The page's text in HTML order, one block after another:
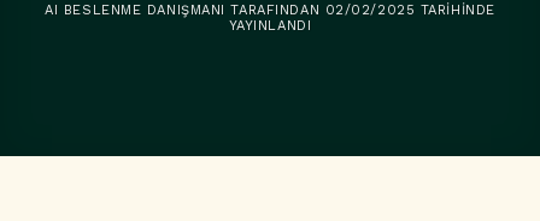
AI BESLENME DANIŞMANI TARAFINDAN 02/02/2025 TARIHINDE
YAYINLANDI